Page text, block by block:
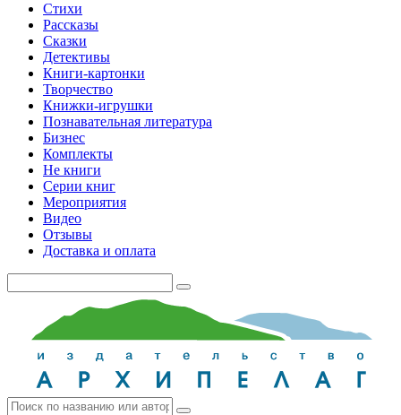
Стихи
Рассказы
Сказки
Детективы
Книги-картонки
Творчество
Книжки-игрушки
Познавательная литература
Бизнес
Комплекты
Не книги
Серии книг
Мероприятия
Видео
Отзывы
Доставка и оплата